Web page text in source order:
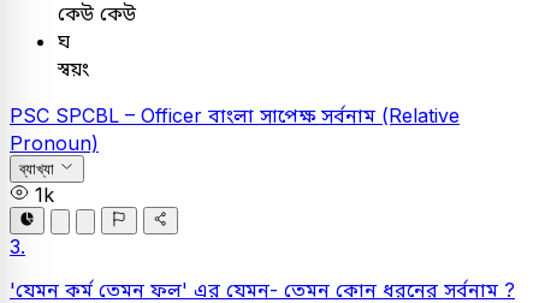
কেউ কেউ
ঘ
স্বয়ং
PSC SPCBL – Officer বাংলা সাপেক্ষ সর্বনাম (Relative
Pronoun)
ব্যাখ্যা
1k
3.
'যেমন কর্ম তেমন ফল' এর যেমন- তেমন কোন ধরনের সর্বনাম ?